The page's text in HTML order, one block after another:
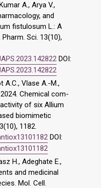
A., Arya V.,
and
fistulosum L.: A
Sci. 13(10),
DOI:
A.C., Vlase A.-M.,
Chemical com-
of six Allium
biomimetic
1182.
DOI:
H., Adeghate E.,
and medicinal
Mol. Cell.